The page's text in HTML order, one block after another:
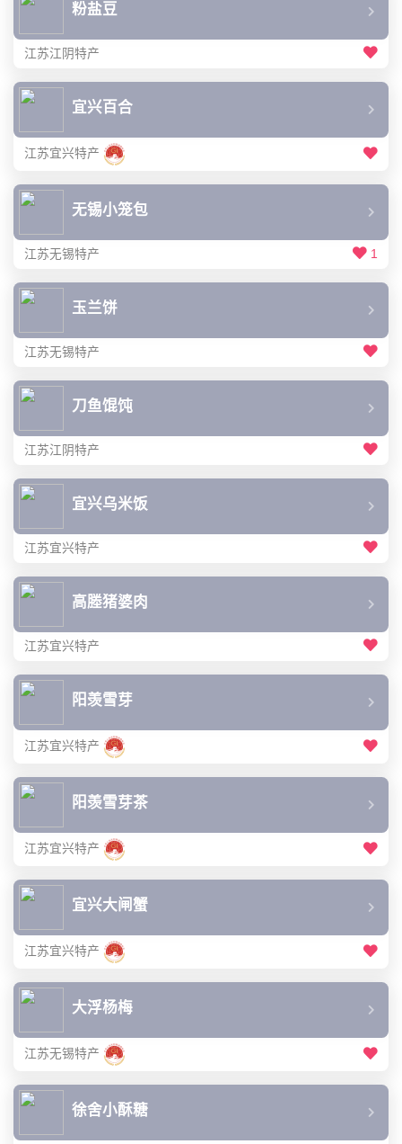
粉盐豆
江苏江阴特产
宜兴百合
江苏宜兴特产
无锡小笼包
江苏无锡特产 1
玉兰饼
江苏无锡特产
刀鱼馄饨
江苏江阴特产
宜兴乌米饭
江苏宜兴特产
高塍猪婆肉
江苏宜兴特产
阳羡雪芽
江苏宜兴特产
阳羡雪芽茶
江苏宜兴特产
宜兴大闸蟹
江苏宜兴特产
大浮杨梅
江苏无锡特产
徐舍小酥糖